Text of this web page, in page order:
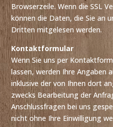
Browserzeile. Wenn die SSL
können die Daten, die Sie an
Dritten mitgelesen werden.
Kontaktformular
Wenn Sie uns per
lassen, werden Ihre Angaben
inklusive der von Ihnen dort
zwecks Bearbeitung der
Anschlussfragen bei uns
nicht ohne Ihre Einwilligung